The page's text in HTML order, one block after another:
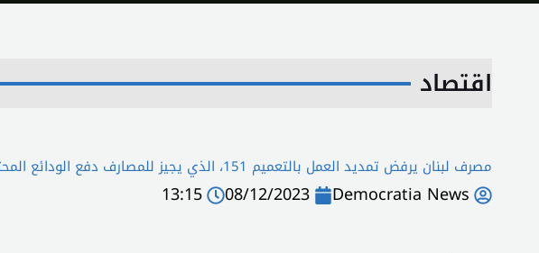
اقتصاد
مصرف لبنان يرفض تمديد العمل بالتعميم 151، الذي يجيز للمصارف دفع الودائع المحتجزة بالعملة اللبنانية
Democratia News
08/12/2023
13:15